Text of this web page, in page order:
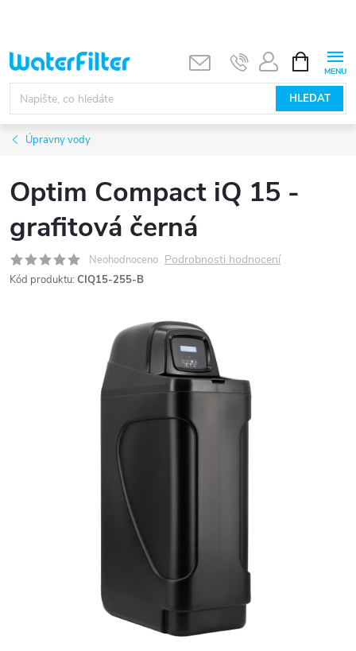
obsah
HLEDAT
NÁKUPNÍ
KOŠÍK
Úpravny vody
Optim Compact iQ 15 -
grafitová černá
Neohodnoceno Podrobnosti hodnocení
Kód produktu: CIQ15-255-B